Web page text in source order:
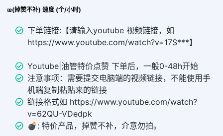
掉赞不补) 速度 (个/小时)
下单链接:【请输入youtube 视频链接，如
https://www.youtube.com/watch?v=17S***】
Youtube|油管特价点赞 下单后，一般0-48h开始
注意事项：需要提交电脑端的视频链接，不能使用手
机端复制粘贴来的链接
链接格式如 https://www.youtube.com/watch?
v=62QU-VDedpk
💣︎: 特价产品，掉赞不补，介意勿拍。